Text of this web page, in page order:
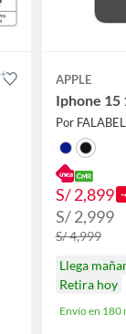
APPLE
Iphone 15
Por
S/ 2,899
S/ 2,999
S/ 4,999
Llega
Retira hoy
Envío en 180